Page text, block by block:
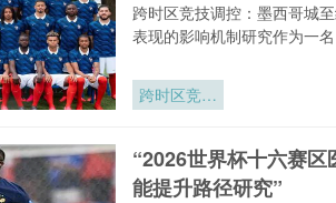
跨时区竞技调控：墨西哥城
表现的影响机制研究作为一名
跨时区竞技
五小时航程
对2026世
“2026世界杯十六赛
能提升路径研究”